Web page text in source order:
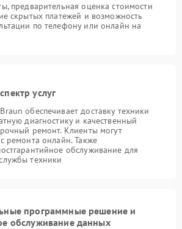
предварительная оценка стоимости
скрытых платежей и возможность
по телефону или онлайн на
услуг
обеспечивает доставку техники
диагностику и качественный
ремонт. Клиенты могут
ремонта онлайн. Также
обслуживание для
техники
программные решение и
обслуживание данных